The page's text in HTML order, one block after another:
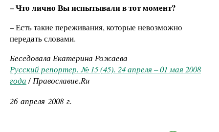
– Что лично Вы испытывали в тот момент?
– Есть такие переживания, которые невозможно
передать словами.
Беседовала Екатерина Рожаева
Русский репортер. № 15 (45). 24 апреля – 01 мая 2008
года /Православие.Ru
26 апреля 2008 г.